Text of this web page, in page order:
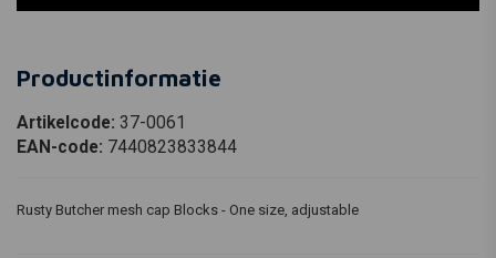
Productinformatie
Artikelcode: 37-0061
EAN-code: 7440823833844
Rusty Butcher mesh cap Blocks - One size, adjustable